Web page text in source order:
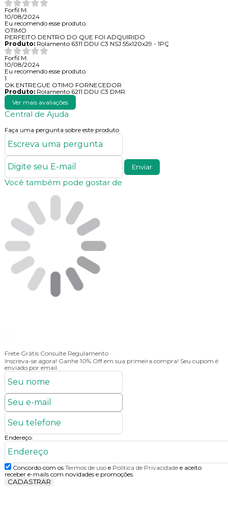
Forfil M.
10/08/2024
Eu recomendo esse produto.
OTIMO
PERFEITO DENTRO DO QUE FOI ADQUIRIDO
Produto:Rolamento 6311 DDU C3 NSJ 55x120x29 - 1PÇ
Forfil M.
10/08/2024
Eu recomendo esse produto.
1
OK ENTREGUE OTIMO FORNECEDOR
Produto:Rolamento 6211 DDU C3 DMR
Ver mais avaliações
Central de Ajuda
Faça uma pergunta sobre este produto
Enviar
Você também pode gostar de
Frete Grátis Consulte Regulamento
Inscreva-se agora! Ganhe 10% Off em sua primeira compra! Seu cupom é
enviado por email.
Endereço:
Concordo com os Termos de usoe Politica de Privacidadee aceito
receber e-mails com novidades e promoções.
CADASTRAR